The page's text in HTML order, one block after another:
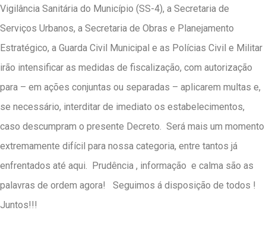
Vigilância Sanitária do Município (SS-4), a Secretaria de
Serviços Urbanos, a Secretaria de Obras e Planejamento
Estratégico, a Guarda Civil Municipal e as Polícias Civil e Militar
irão intensificar as medidas de fiscalização, com autorização
para – em ações conjuntas ou separadas – aplicarem multas e,
se necessário, interditar de imediato os estabelecimentos,
caso descumpram o presente Decreto. Será mais um momento
extremamente difícil para nossa categoria, entre tantos já
enfrentados até aqui. Prudência , informação e calma são as
palavras de ordem agora! Seguimos á disposição de todos !
Juntos!!!